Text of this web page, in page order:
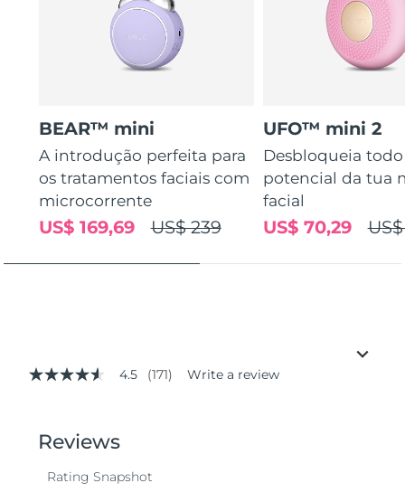
BEAR™ mini
A introdução perfeita para
os tratamentos faciais com
microcorrente
US$ 239
US$ 169,69
UFO™ mini 2
Desbloqueia
potencial da tua
facial
US$ 70,29
4.5
stars,
average
value.
4.5 (171) Write a review